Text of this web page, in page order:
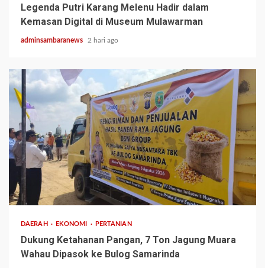
Legenda Putri Karang Melenu Hadir dalam
Kemasan Digital di Museum Mulawarman
adminsambaranews 2 hari ago
1 min read
DAERAH EKONOMI PERTANIAN
Dukung Ketahanan Pangan, 7 Ton Jagung Muara
Wahau Dipasok ke Bulog Samarinda